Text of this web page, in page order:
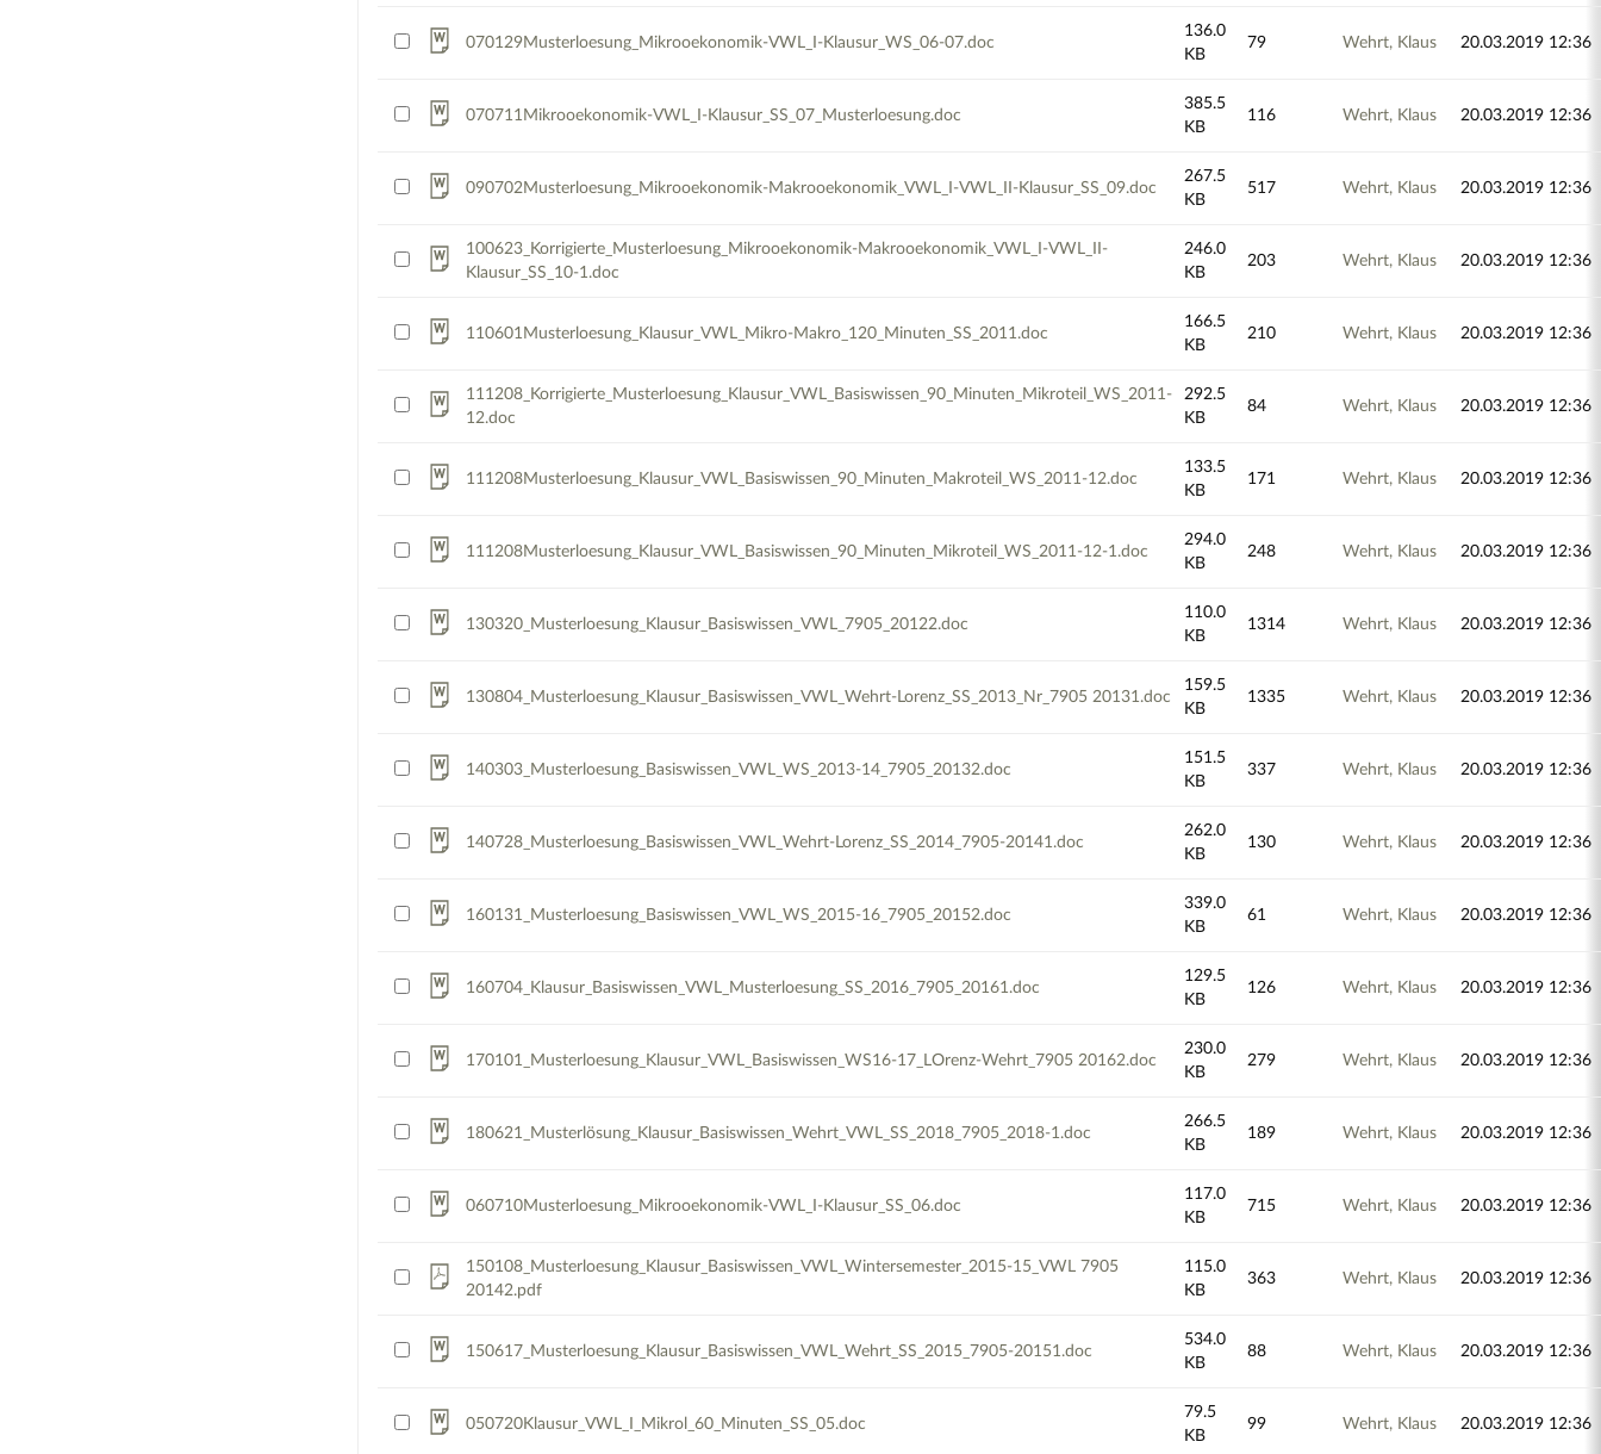
070129Musterloesung_Mikrooekonomik-VWL_I-Klausur_WS_06-07.doc
136.0
KB
79 Wehrt, Klaus 20.03.2019 12:36
070711Mikrooekonomik-VWL_I-Klausur_SS_07_Musterloesung.doc
385.5
KB
116 Wehrt, Klaus 20.03.2019 12:36
090702Musterloesung_Mikrooekonomik-Makrooekonomik_VWL_I-VWL_II-Klausur_SS_09.doc
267.5
KB
517 Wehrt, Klaus 20.03.2019 12:36
100623_Korrigierte_Musterloesung_Mikrooekonomik-Makrooekonomik_VWL_I-VWL_II-
Klausur_SS_10-1.doc
246.0
KB
203 Wehrt, Klaus 20.03.2019 12:36
110601Musterloesung_Klausur_VWL_Mikro-Makro_120_Minuten_SS_2011.doc
166.5
KB
210 Wehrt, Klaus 20.03.2019 12:36
111208_Korrigierte_Musterloesung_Klausur_VWL_Basiswissen_90_Minuten_Mikroteil_WS_2011-
12.doc
292.5
KB
84 Wehrt, Klaus 20.03.2019 12:36
111208Musterloesung_Klausur_VWL_Basiswissen_90_Minuten_Makroteil_WS_2011-12.doc
133.5
KB
171 Wehrt, Klaus 20.03.2019 12:36
111208Musterloesung_Klausur_VWL_Basiswissen_90_Minuten_Mikroteil_WS_2011-12-1.doc
294.0
KB
248 Wehrt, Klaus 20.03.2019 12:36
130320_Musterloesung_Klausur_Basiswissen_VWL_7905_20122.doc
110.0
KB
1314 Wehrt, Klaus 20.03.2019 12:36
130804_Musterloesung_Klausur_Basiswissen_VWL_Wehrt-Lorenz_SS_2013_Nr_7905 20131.doc
159.5
KB
1335 Wehrt, Klaus 20.03.2019 12:36
140303_Musterloesung_Basiswissen_VWL_WS_2013-14_7905_20132.doc
151.5
KB
337 Wehrt, Klaus 20.03.2019 12:36
140728_Musterloesung_Basiswissen_VWL_Wehrt-Lorenz_SS_2014_7905-20141.doc
262.0
KB
130 Wehrt, Klaus 20.03.2019 12:36
160131_Musterloesung_Basiswissen_VWL_WS_2015-16_7905_20152.doc
339.0
KB
61 Wehrt, Klaus 20.03.2019 12:36
160704_Klausur_Basiswissen_VWL_Musterloesung_SS_2016_7905_20161.doc
129.5
KB
126 Wehrt, Klaus 20.03.2019 12:36
170101_Musterloesung_Klausur_VWL_Basiswissen_WS16-17_LOrenz-Wehrt_7905 20162.doc
230.0
KB
279 Wehrt, Klaus 20.03.2019 12:36
180621_Musterlösung_Klausur_Basiswissen_Wehrt_VWL_SS_2018_7905_2018-1.doc
266.5
KB
189 Wehrt, Klaus 20.03.2019 12:36
060710Musterloesung_Mikrooekonomik-VWL_I-Klausur_SS_06.doc
117.0
KB
715 Wehrt, Klaus 20.03.2019 12:36
150108_Musterloesung_Klausur_Basiswissen_VWL_Wintersemester_2015-15_VWL 7905
20142.pdf
115.0
KB
363 Wehrt, Klaus 20.03.2019 12:36
150617_Musterloesung_Klausur_Basiswissen_VWL_Wehrt_SS_2015_7905-20151.doc
534.0
KB
88 Wehrt, Klaus 20.03.2019 12:36
050720Klausur_VWL_I_Mikrol_60_Minuten_SS_05.doc
79.5
KB
99 Wehrt, Klaus 20.03.2019 12:36